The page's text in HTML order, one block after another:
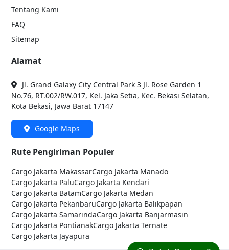
Tentang Kami
FAQ
Sitemap
Alamat
Jl. Grand Galaxy City Central Park 3 Jl. Rose Garden 1
No.76, RT.002/RW.017, Kel. Jaka Setia, Kec. Bekasi Selatan,
Kota Bekasi, Jawa Barat 17147
Google Maps
Rute Pengiriman Populer
Cargo Jakarta MakassarCargo Jakarta Manado
Cargo Jakarta PaluCargo Jakarta Kendari
Cargo Jakarta BatamCargo Jakarta Medan
Cargo Jakarta PekanbaruCargo Jakarta Balikpapan
Cargo Jakarta SamarindaCargo Jakarta Banjarmasin
Cargo Jakarta PontianakCargo Jakarta Ternate
Cargo Jakarta Jayapura